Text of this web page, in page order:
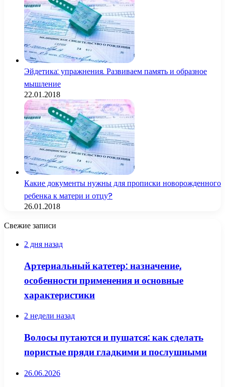
Эйдетика: упражнения. Развиваем память и образное
мышление
22.01.2018
Какие документы нужны для прописки новорожденного
ребенка к матери и отцу?
26.01.2018
Свежие записи
2 дня назад
Артериальный катетер: назначение,
особенности применения и основные
характеристики
2 недели назад
Волосы путаются и пушатся: как сделать
пористые пряди гладкими и послушными
26.06.2026